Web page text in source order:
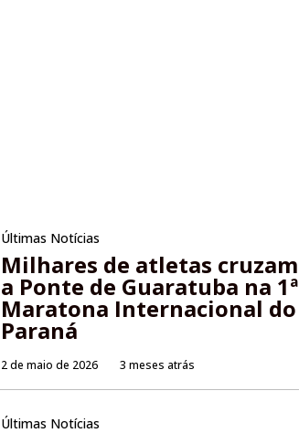
Últimas Notícias
Milhares de atletas cruzam
a Ponte de Guaratuba na 1ª
Maratona Internacional do
Paraná
2 de maio de 2026 3 meses atrás
Últimas Notícias